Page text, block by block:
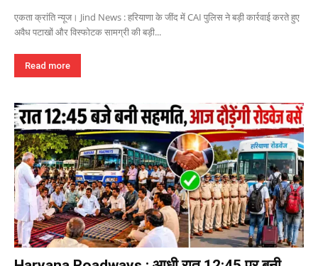
एकता क्रांति न्यूज। Jind News : हरियाणा के जींद में CAI पुलिस ने बड़ी कार्रवाई करते हुए
अवैध पटाखों और विस्फोटक सामग्री की बड़ी...
Read more